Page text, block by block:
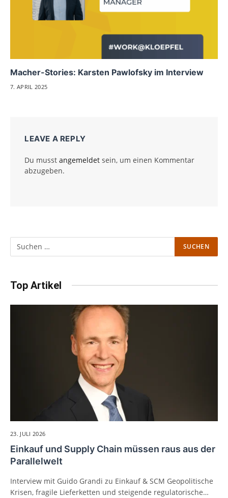
Macher-Stories: Karsten Pawlofsky im Interview
7. APRIL 2025
LEAVE A REPLY
Du musst angemeldet sein, um einen Kommentar
abzugeben.
Top Artikel
23. JULI 2026
Einkauf und Supply Chain müssen raus aus der
Parallelwelt
Interview mit Guido Grandi zu Einkauf & SCM Geopolitische
Krisen, fragile Lieferketten und steigende regulatorische…